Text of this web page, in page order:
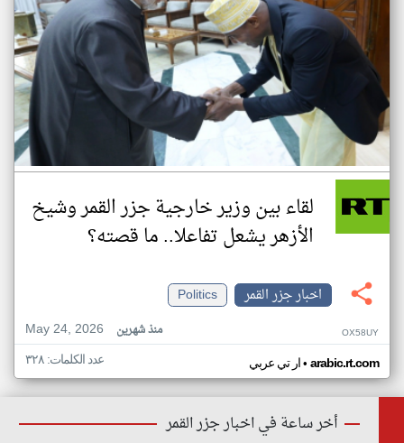
لقاء بين وزير خارجية جزر القمر وشيخ
الأزهر يشعل تفاعلا.. ما قصته؟
اخبار جزر القمر
Politics
May 24, 2026
منذ شهرين OX58UY
ار تي عربي• arabic.rt.com عدد الكلمات: ٣٢٨
أخر ساعة في اخبار جزر القمر